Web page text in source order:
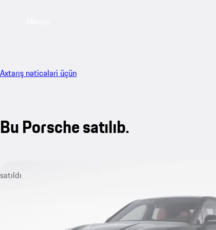
Axtarış nəticələri üçün
Bu Porsche satılıb.
satıldı